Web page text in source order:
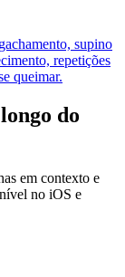
supino
repetições
queimar.
do
em contexto e
no iOS e